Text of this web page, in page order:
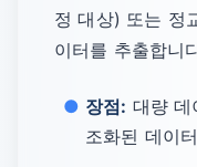
정 대상) 또는 정
이터를 추출합니
장점: 대량 데
조화된 데이